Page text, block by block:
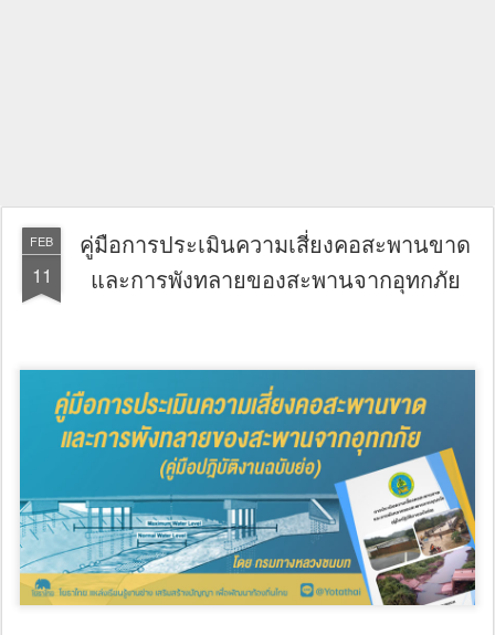
FEB
11
คู่มือการประเมินความเสี่ยงคอสะพานขาด
และการพังทลายของสะพานจากอุทกภัย